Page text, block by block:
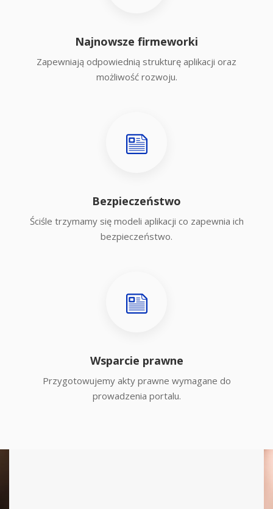
Najnowsze firmeworki
Zapewniają odpowiednią strukturę aplikacji oraz
możliwość rozwoju.
Bezpieczeństwo
Ściśle trzymamy się modeli aplikacji co zapewnia ich
bezpieczeństwo.
Wsparcie prawne
Przygotowujemy akty prawne wymagane do
prowadzenia portalu.